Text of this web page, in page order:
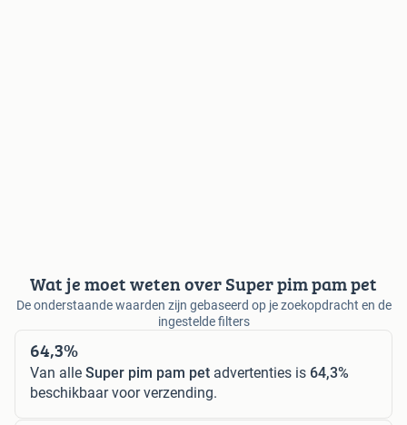
Wat je moet weten over Super pim pam pet
De onderstaande waarden zijn gebaseerd op je zoekopdracht en de
ingestelde filters
64,3%
Van alle Super pim pam pet advertenties is 64,3%
beschikbaar voor verzending.